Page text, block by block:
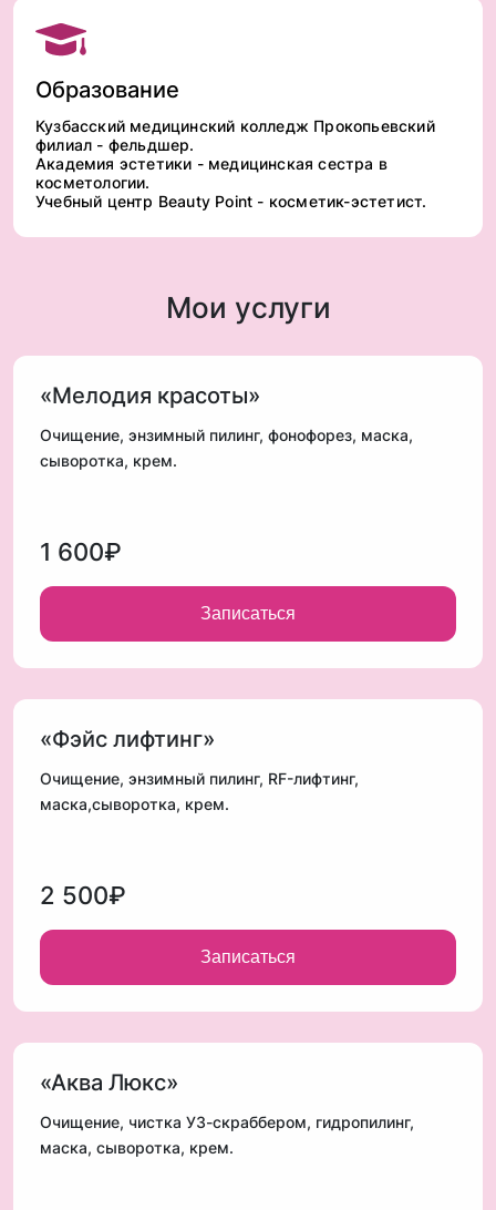
Образование
Кузбасский медицинский колледж Прокопьевский
филиал - фельдшер.
Академия эстетики - медицинская сестра в
косметологии.
Учебный центр Beauty Point - косметик-эстетист.
Мои услуги
«Мелодия красоты»
Очищение, энзимный пилинг, фонофорез, маска,
сыворотка, крем.
1 600₽
Записаться
«Фэйс лифтинг»
Очищение, энзимный пилинг, RF-лифтинг,
маска,сыворотка, крем.
2 500₽
Записаться
«Аква Люкс»
Очищение, чистка УЗ-скраббером, гидропилинг,
маска, сыворотка, крем.